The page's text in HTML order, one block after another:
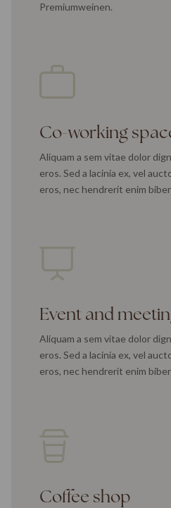
Premiumweinen.
Co-working
Aliquam a sem vitae dolor
eros. Sed a lacinia ex, vel
eros, nec hendrerit enim
Event and
Aliquam a sem vitae dolor
eros. Sed a lacinia ex, vel
eros, nec hendrerit enim
Coffee shop